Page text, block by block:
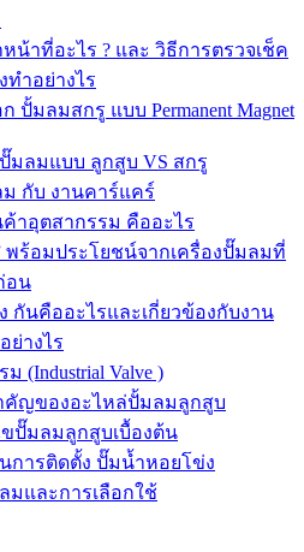
น้าที่อะไร ? และ วิธีการตรวจเช็ค
ทำอย่างไร
ปั้มลมสกรู แบบ Permanent Magnet
ปั๊มลมแบบ ลูกสูบ VS สกรู
กับ งานคาร์แคร์
าอุตสากรรม คืออะไร
พร้อมประโยชน์จากเครื่องปั๊มลมที่
อน
กันคืออะไรและเกี่ยวข้องกับงาน
ย่างไร
(Industrial Valve )
ญของอะไหล่ปั้มลมลูกสูบ
ปั๊มลมลูกสูบเบื้องต้น
การติดตั้ง ปั๊มน้ำหอยโข่ง
มและการเลือกใช้